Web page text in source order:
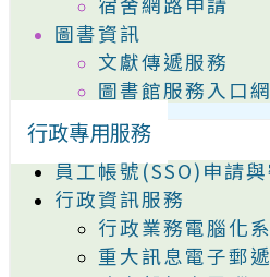
圖書資訊
文獻傳遞服務
圖書館服務入口
行政專用服務
員工帳號(SSO)申請
行政資訊服務
行政業務電腦化
重大訊息電子郵